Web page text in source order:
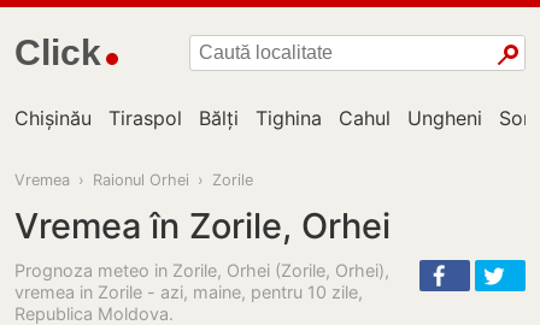
Click
Chișinău Tiraspol Bălți Tighina Cahul Ungheni
Vremea › Raionul Orhei › Zorile
Vremea în Zorile, Orhei
Prognoza meteo in Zorile, Orhei (Zorile, Orhei),
vremea in Zorile - azi, maine, pentru 10 zile,
Republica Moldova.